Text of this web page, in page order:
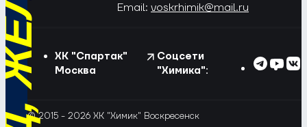
Email: voskrhimik@mail.ru
ХК "Спартак"
Москва
Соцсети
"Химика":
© 2015 - 2026 ХК "Химик" Воскресенск